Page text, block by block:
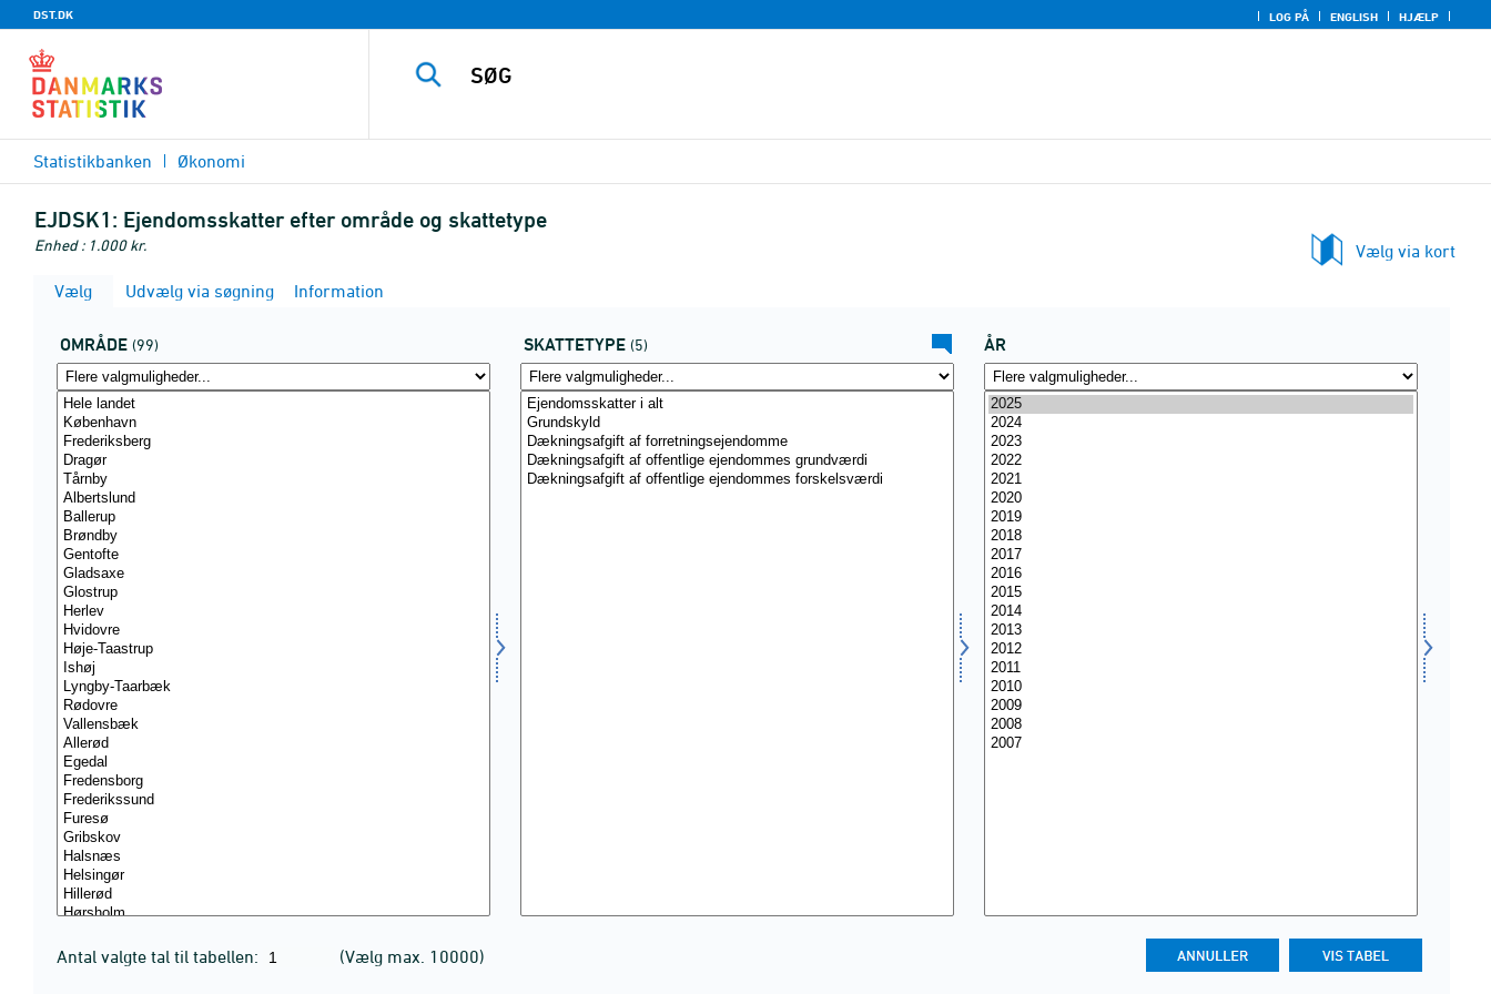
DST.DK LOG PÅ ENGLISH HJÆLP
Statistikbanken Økonomi
EJDSK1: Ejendomsskatter efter område og skattetype
Enhed : 1.000 kr.
Vælg via kort
Vælg
Udvælg via søgning Information
OMRÅDE (99) SKATTETYPE (5) ÅR
Antal valgte tal til tabellen: (Vælg max. 10000)